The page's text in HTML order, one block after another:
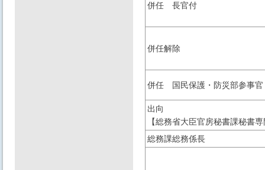
併任 長官付
併任解除
併任 国民保護・防災部参事官
出向
【総務省大臣官房秘書課秘書
総務課総務係長